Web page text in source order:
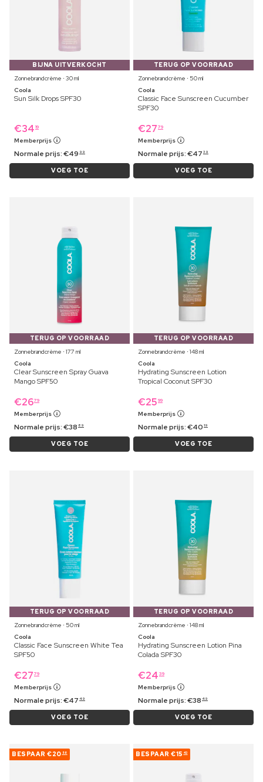
BIJNA UITVERKOCHT
Zonnebrandcrème ⋅ 30 ml
Coola
Sun Silk Drops SPF30
€34 19
Memberprijs
Normale prijs:€49 99
VOEG TOE
TERUG OP VOORRAAD
Zonnebrandcrème ⋅ 50 ml
Coola
Classic Face Sunscreen Cucumber
SPF30
€27 79
Memberprijs
Normale prijs:€47 39
VOEG TOE
TERUG OP VOORRAAD
Zonnebrandcrème ⋅ 177 ml
Coola
Clear Sunscreen Spray Guava
Mango SPF50
€2679
Memberprijs
Normale prijs:€38 89
VOEG TOE
TERUG OP VOORRAAD
Zonnebrandcrème ⋅ 148 ml
Coola
Hydrating Sunscreen Lotion
Tropical Coconut SPF30
€25 99
Memberprijs
Normale prijs:€40 19
VOEG TOE
TERUG OP VOORRAAD
Zonnebrandcrème ⋅ 50 ml
Coola
Classic Face Sunscreen White Tea
SPF50
€27 79
Memberprijs
Normale prijs:€47 49
VOEG TOE
TERUG OP VOORRAAD
Zonnebrandcrème ⋅ 148 ml
Coola
Hydrating Sunscreen Lotion Pina
Colada SPF30
€24 39
Memberprijs
Normale prijs:€38 49
VOEG TOE
BESPAAR €20 58 BESPAAR €15 43